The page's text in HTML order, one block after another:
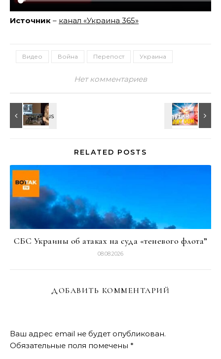
Источник – канал «Украина 365»
Видео Война Перепост Украина
Нет комментариев
RELATED POSTS
СБС Украины об атаках на суда «теневого флота”
08.08.2026
ДОБАВИТЬ КОММЕНТАРИЙ
Ваш адрес email не будет опубликован.
Обязательные поля помечены *